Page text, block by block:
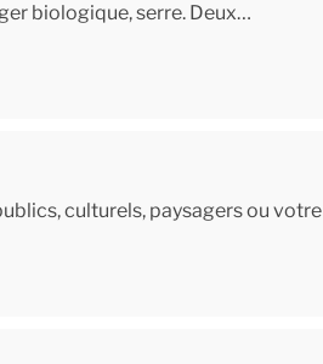
biologique, serre. Deux…
culturels, paysagers ou votre